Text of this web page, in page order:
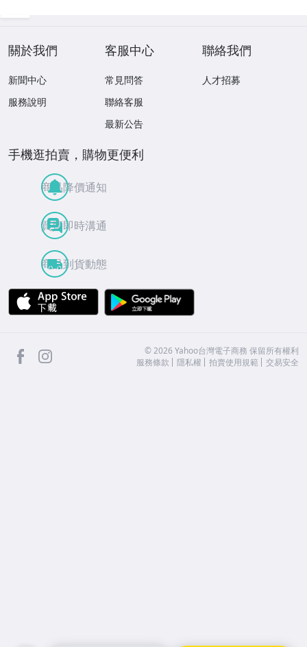
關於我們
新聞中心
服務說明
客服中心
常見問答
聯絡客服
最新公告
聯絡我們
人才招募
手機逛拍賣，購物更便利
商品降價通知
買賣即時溝通
商品到貨動態
APP Store
facebook ©2026 Yahoo台灣電子商務 保留所有權利
服務條款
隱私權 拍賣使用規範 交易安全